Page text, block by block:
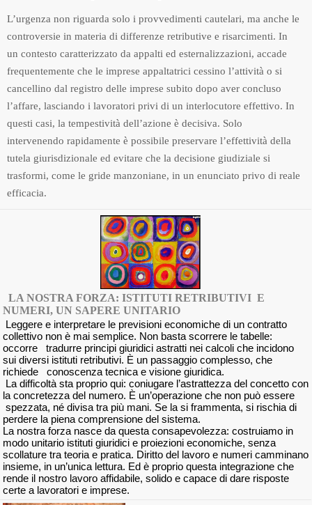
L’urgenza non riguarda solo i provvedimenti cautelari, ma anche le
controversie in materia di differenze retributive e risarcimenti. In
un contesto caratterizzato da appalti ed esternalizzazioni, accade
frequentemente che le imprese appaltatrici cessino l’attività o si
cancellino dal registro delle imprese subito dopo aver concluso
l’affare, lasciando i lavoratori privi di un interlocutore effettivo. In
questi casi, la tempestività dell’azione è decisiva. Solo
intervenendo rapidamente è possibile preservare l’effettività della
tutela giurisdizionale ed evitare che la decisione giudiziale si
trasformi, come le gride manzoniane, in un enunciato privo di reale
efficacia.
LA NOSTRA FORZA: ISTITUTI RETRIBUTIVI E
NUMERI, UN SAPERE UNITARIO
Leggere e interpretare le previsioni economiche di un contratto
collettivo non è mai semplice. Non basta scorrere le tabelle:
occorre tradurre principi giuridici astratti nei calcoli che incidono
sui diversi istituti retributivi. È un passaggio complesso, che
richiede conoscenza tecnica e visione giuridica.
La difficoltà sta proprio qui: coniugare l’astrattezza del concetto con
la concretezza del numero. È un’operazione che non può essere
spezzata, né divisa tra più mani. Se la si frammenta, si rischia di
perdere la piena comprensione del sistema.
La nostra forza nasce da questa consapevolezza: costruiamo in
modo unitario istituti giuridici e proiezioni economiche, senza
scollature tra teoria e pratica. Diritto del lavoro e numeri camminano
insieme, in un’unica lettura. Ed è proprio questa integrazione che
rende il nostro lavoro affidabile, solido e capace di dare risposte
certe a lavoratori e imprese.